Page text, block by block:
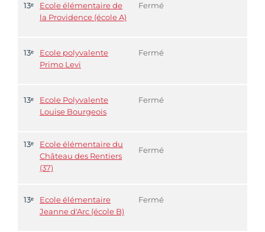
13ᵉ
Ecole élémentaire de
la Providence (école A)
Fermé
13ᵉ
Ecole polyvalente
Primo Levi
Fermé
13ᵉ
Ecole Polyvalente
Louise Bourgeois
Fermé
13ᵉ
Ecole élémentaire du
Château des Rentiers
(37)
Fermé
13ᵉ
Ecole élémentaire
Jeanne d'Arc (école B)
Fermé